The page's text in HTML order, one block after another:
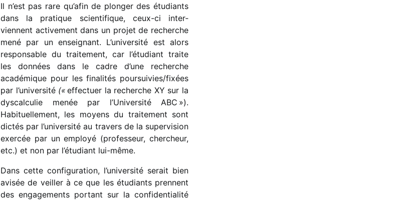
Il n’est pas rare qu’afin de plon­ger des étudiants
dans la pratique scien­ti­fique, ceux-ci inter­
viennent acti­ve­ment dans un projet de recherche
mené par un ensei­gnant. L’université est alors
respon­sable du trai­te­ment, car l’étudiant traite
les données dans le cadre d’une recherche
acadé­mique pour les fina­li­tés poursuivies/​fixées
par l’université (« effec­tuer la recherche XY sur la
dyscal­cu­lie menée par l’Université ABC »).
Habituellement, les moyens du trai­te­ment sont
dictés par l’université au travers de la super­vi­sion
exer­cée par un employé (profes­seur, cher­cheur,
etc.) et non par l’étudiant lui-même.
Dans cette confi­gu­ra­tion, l’université serait bien
avisée de veiller à ce que les étudiants prennent
des enga­ge­ments portant sur la confi­den­tia­lité